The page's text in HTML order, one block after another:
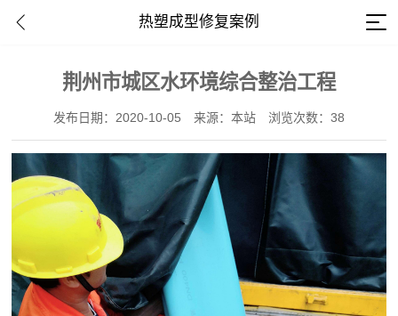
热塑成型修复案例
荆州市城区水环境综合整治工程
发布日期：2020-10-05 来源：本站 浏览次数：38